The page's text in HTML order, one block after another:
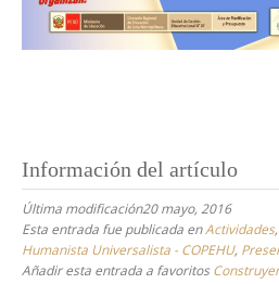
Información del artículo
Última modificación20 mayo, 2016
Esta entrada fue publicada enActividades,
Humanista Universalista - COPEHU,
Añadir esta entrada a favoritos